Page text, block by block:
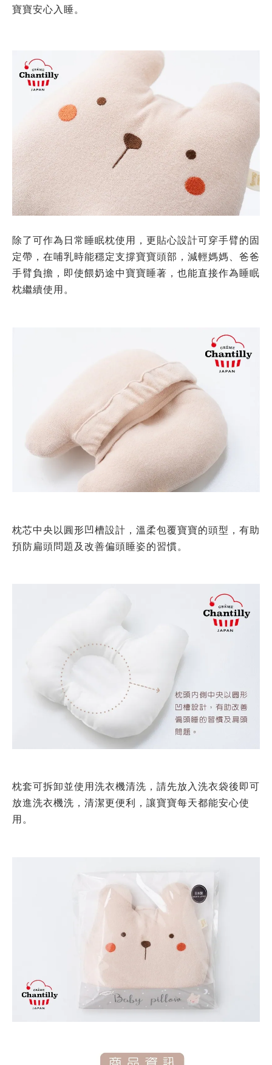
寶寶安心入睡。
除了可作為日常睡眠枕使用，更貼心設計可穿手臂的固
定帶，在哺乳時能穩定支撐寶寶頭部，減輕媽媽、爸爸
手臂負擔，即使餵奶途中寶寶睡著，也能直接作為睡眠
枕繼續使用。
枕芯中央以圓形凹槽設計，溫柔包覆寶寶的頭型，有助
預防扁頭問題及改善偏頭睡姿的習慣。
枕套可拆卸並使用洗衣機清洗，請先放入洗衣袋後即可
放進洗衣機洗，清潔更便利，讓寶寶每天都能安心使
用。